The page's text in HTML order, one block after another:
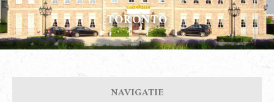
TORONTO
NAVIGATIE